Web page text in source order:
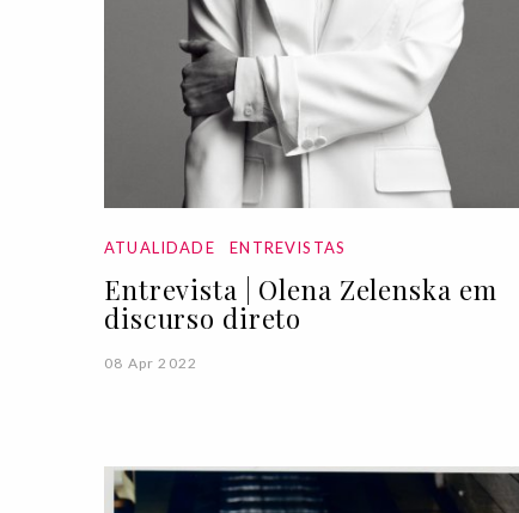
ATUALIDADE ENTREVISTAS
Entrevista | Olena Zelenska em
discurso direto
08 Apr 2022